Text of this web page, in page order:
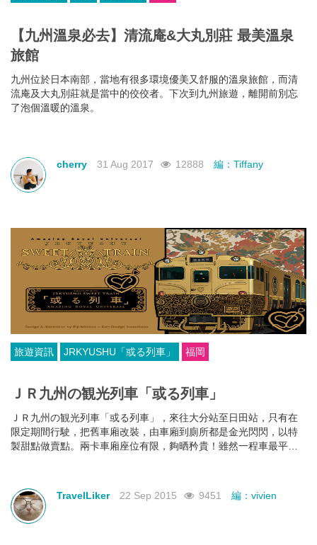
【九州溫泉必去】清流庵&大丸別莊 最美溫泉
旅館
九州位於日本南部，當地有很多環境優美又舒服的溫泉旅館，而清
流庵及大丸別莊就是當中的佼佼者。下次到九州旅遊，離開前別忘
了泡個溫暖的溫泉。
cherry 31 Aug 2017 12888 編：Tiffany
旅遊資訊 JRKYUSHU「或る列車」 福岡
ＪＲ九州の観光列車「或る列車」
ＪＲ九州の観光列車「或る列車」，來往大分站至日田站，只有在
限定期間行駛，把舊車廂改裝，由車廂到廁所都是金光閃閃，以特
製甜點做賣點。兩卡車廂座位有限，夠晒矜貴！雖然一程車最平都
崎。。撞正紅葉季，仲可以去埋佐世保的賞楓名所中央公園及御橋
觀音寺！
TravelLiker 22 Sep 2015 9451 編：vivien